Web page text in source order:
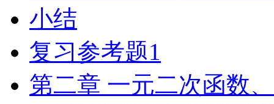
小结
复习参考题1
第二章 一元二次函数